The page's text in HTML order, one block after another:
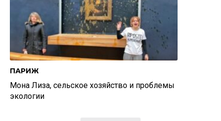
ПАРИЖ
Мона Лиза, сельское хозяйство и проблемы
экологии